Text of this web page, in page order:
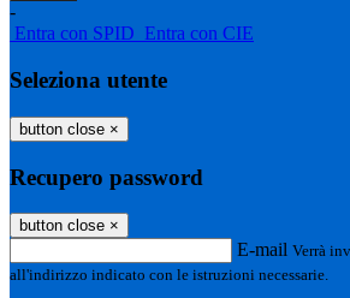
-
Entra con SPID Entra con CIE
Seleziona utente
button close ×
Recupero password
button close ×
E-mail Verrà
all'indirizzo indicato con le istruzioni necessarie.